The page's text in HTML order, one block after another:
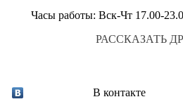
Часы работы: Вск-Чт 17.00-
РАССКАЗАТЬ
В контакте